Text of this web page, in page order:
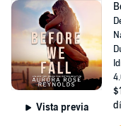
Vista previa